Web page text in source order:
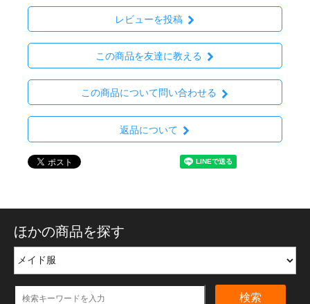
レビューを投稿
この商品を友達に教える
この商品について問い合わせる
返品について
ほかの商品を探す
検索